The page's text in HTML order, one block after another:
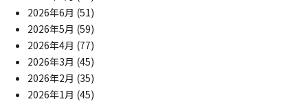
2026年6月 (51)
2026年5月 (59)
2026年4月 (77)
2026年3月 (45)
2026年2月 (35)
2026年1月 (45)